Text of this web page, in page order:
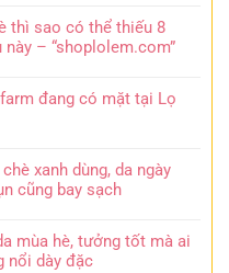
thì sao có thể thiếu 8
– “shoplolem.com”
đang có mặt tại Lọ
xanh dùng, da ngày
cũng bay sạch
mùa hè, tưởng tốt mà ai
nổi dày đặc